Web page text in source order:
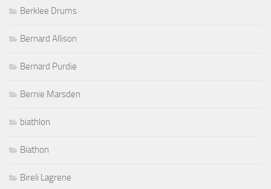
Berklee Drums
Bernard Allison
Bernard Purdie
Bernie Marsden
biathlon
Biathon
Bireli Lagrene